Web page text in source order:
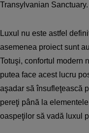
Transylvanian Sanctuary.
Luxul nu este astfel
asemenea proiect sunt
Totuşi, confortul modern
putea face acest lucru
aşadar să însufleţească
pereţi până la
oaspeţilor să vadă luxul